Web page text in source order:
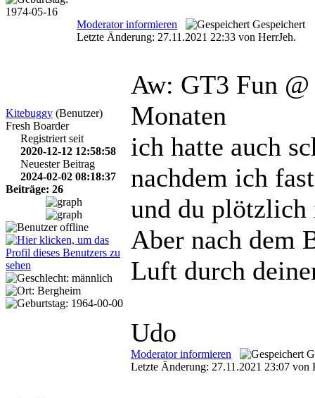
Moderator informieren
Gespeichert
Letzte Änderung: 27.11.2021 22:33 von HerrJeh.
Kitebuggy (Benutzer)
Fresh Boarder
Registriert seit
2020-12-12 12:58:58
Neuester Beitrag
2024-02-02 08:18:37
Beiträge: 26
Aw: GT3 Fun
Monaten
ich hatte auch
nachdem ich
und du plötzlich
Aber nach dem
Luft durch
Udo
Moderator informieren
Letzte Änderung: 27.11.2021 23:07 von